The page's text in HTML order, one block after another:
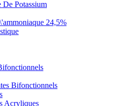
Potassium
24,5%
Bifonctionnels
Acryliques